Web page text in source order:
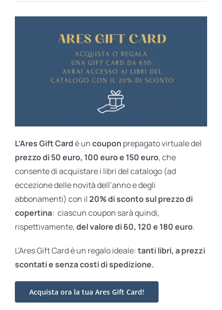
L’Ares Gift Cardè uncoupon prepagato virtuale del
prezzo di 50 euro, 100 euro e 150 euro, che
consente di acquistare i libri del catalogo (ad
eccezione delle novità dell’anno e degli
abbonamenti) con il20% di sconto sul prezzo di
copertina: ciascun coupon sarà quindi,
rispettivamente,del valore di 60, 120 e 180 euro.
L’Ares Gift Card è un regalo ideale: tanti libri, a prezzi
scontati esenza costi di spedizione.
Acquista ora la tua Ares Gift Card!